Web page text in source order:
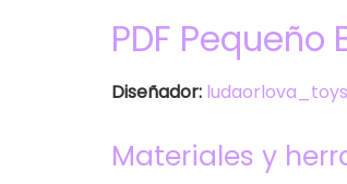
PDF
Diseñador: ludaorlova_toys
Materiales y